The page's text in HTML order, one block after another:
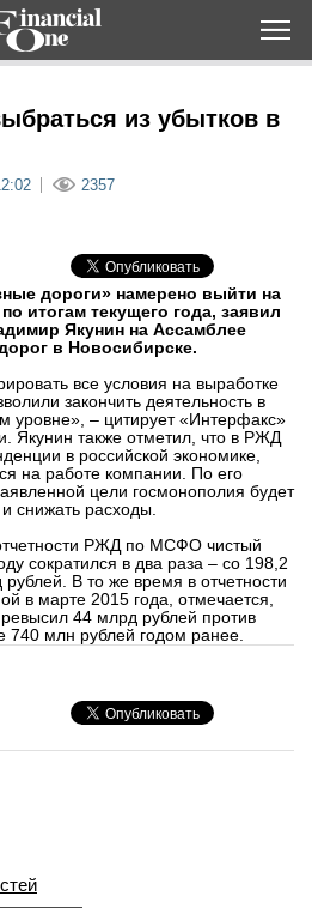
из убытков в
2357
дороги» намерено выйти на
итогам текущего года, заявил
Якунин на Ассамблее
в Новосибирске.
все условия на выработке
закончить деятельность в
уровне», – цитирует «Интерфакс»
Якунин также отметил, что в РЖД
в российской экономике,
на работе компании. По его
цели госмонополия будет
снижать расходы.
РЖД по МСФО чистый
сократился в два раза – со 198,2
В то же время в отчетности
в марте 2015 года, отмечается,
44 млрд рублей против
740 млн рублей годом ранее.